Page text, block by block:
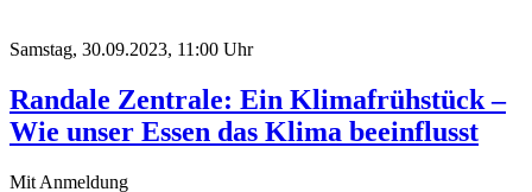
Samstag, 30.09.2023, 11:00 Uhr
Randale Zentrale: Ein Klimafrühstück –
Wie unser Essen das Klima beeinflusst
Mit Anmeldung